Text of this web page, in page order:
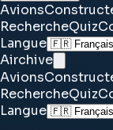
Avions
RechercheQuiz
Langue
Airchive
Avions
RechercheQuiz
Langue